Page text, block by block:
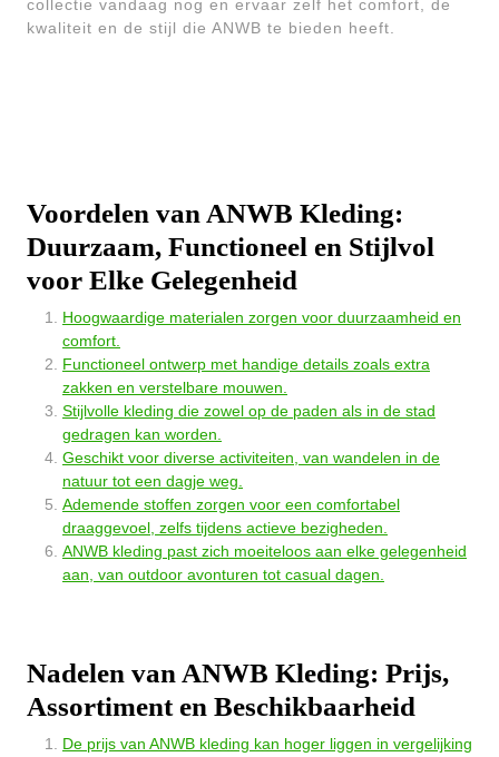
collectie vandaag nog en ervaar zelf het comfort, de
kwaliteit en de stijl die ANWB te bieden heeft.
Voordelen van ANWB Kleding:
Duurzaam, Functioneel en Stijlvol
voor Elke Gelegenheid
Hoogwaardige materialen zorgen voor duurzaamheid en
comfort.
Functioneel ontwerp met handige details zoals extra
zakken en verstelbare mouwen.
Stijlvolle kleding die zowel op de paden als in de stad
gedragen kan worden.
Geschikt voor diverse activiteiten, van wandelen in de
natuur tot een dagje weg.
Ademende stoffen zorgen voor een comfortabel
draaggevoel, zelfs tijdens actieve bezigheden.
ANWB kleding past zich moeiteloos aan elke gelegenheid
aan, van outdoor avonturen tot casual dagen.
Nadelen van ANWB Kleding: Prijs,
Assortiment en Beschikbaarheid
De prijs van ANWB kleding kan hoger liggen in vergelijking